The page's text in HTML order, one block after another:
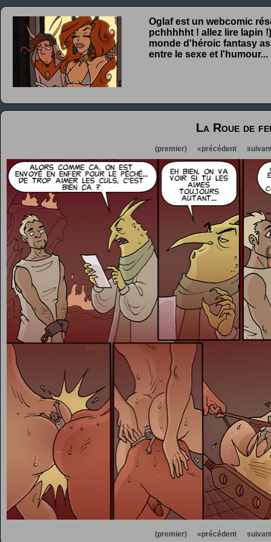
Oglaf est un webcomic
pchhhhht ! allez lire lapin
monde d'héroic fantasy
entre le sexe et l'humour...
La Roue de
(premier) «précédent
(premier) «précédent